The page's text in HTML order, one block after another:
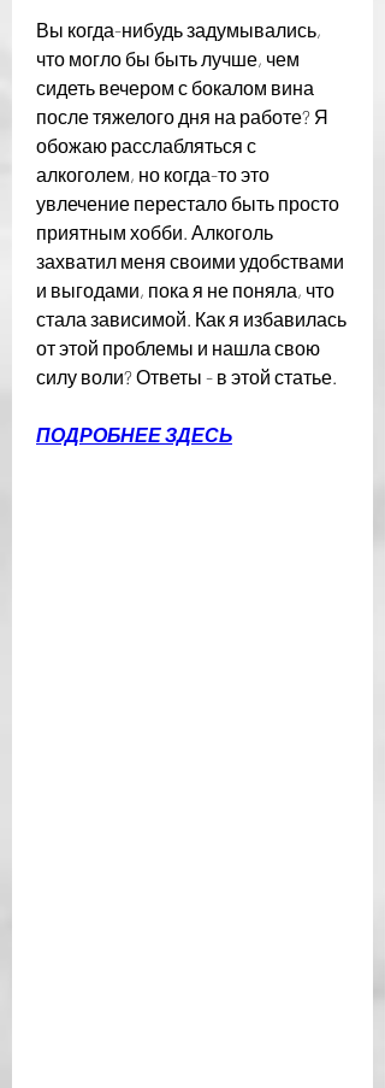
Вы когда-нибудь задумывались,
что могло бы быть лучше, чем
сидеть вечером с бокалом вина
после тяжелого дня на работе? Я
обожаю расслабляться с
алкоголем, но когда-то это
увлечение перестало быть просто
приятным хобби. Алкоголь
захватил меня своими удобствами
и выгодами, пока я не поняла, что
стала зависимой. Как я избавилась
от этой проблемы и нашла свою
силу воли? Ответы - в этой статье.
ПОДРОБНЕЕ ЗДЕСЬ